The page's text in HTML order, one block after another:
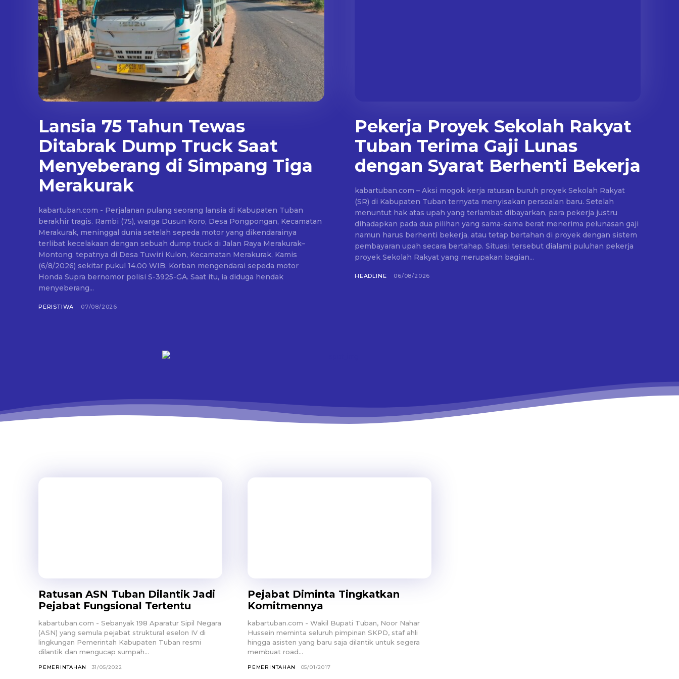
Lansia 75 Tahun Tewas
Ditabrak Dump Truck Saat
Menyeberang di Simpang Tiga
Merakurak
kabartuban.com - Perjalanan pulang seorang lansia di Kabupaten Tuban
berakhir tragis. Rambi (75), warga Dusun Koro, Desa Pongpongan, Kecamatan
Merakurak, meninggal dunia setelah sepeda motor yang dikendarainya
terlibat kecelakaan dengan sebuah dump truck di Jalan Raya Merakurak–
Montong, tepatnya di Desa Tuwiri Kulon, Kecamatan Merakurak, Kamis
(6/8/2026) sekitar pukul 14.00 WIB. Korban mengendarai sepeda motor
Honda Supra bernomor polisi S-3925-GA. Saat itu, ia diduga hendak
menyeberang...
PERISTIWA 07/08/2026
Pekerja Proyek Sekolah Rakyat
Tuban Terima Gaji Lunas
dengan Syarat Berhenti Bekerja
kabartuban.com – Aksi mogok kerja ratusan buruh proyek Sekolah Rakyat
(SR) di Kabupaten Tuban ternyata menyisakan persoalan baru. Setelah
menuntut hak atas upah yang terlambat dibayarkan, para pekerja justru
dihadapkan pada dua pilihan yang sama-sama berat menerima pelunasan gaji
namun harus berhenti bekerja, atau tetap bertahan di proyek dengan sistem
pembayaran upah secara bertahap. Situasi tersebut dialami puluhan pekerja
proyek Sekolah Rakyat yang merupakan bagian...
HEADLINE 06/08/2026
Ratusan ASN Tuban Dilantik Jadi
Pejabat Fungsional Tertentu
kabartuban.com - Sebanyak 198 Aparatur Sipil Negara
(ASN) yang semula pejabat struktural eselon IV di
lingkungan Pemerintah Kabupaten Tuban resmi
dilantik dan mengucap sumpah...
PEMERINTAHAN 31/05/2022
Pejabat Diminta Tingkatkan
Komitmennya
kabartuban.com - Wakil Bupati Tuban, Noor Nahar
Hussein meminta seluruh pimpinan SKPD, staf ahli
hingga asisten yang baru saja dilantik untuk segera
membuat road...
PEMERINTAHAN 05/01/2017